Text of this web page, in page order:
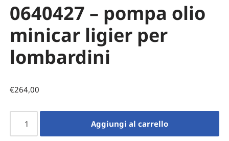
0640427 – pompa olio
minicar ligier per
lombardini
€264,00
Aggiungi al carrello